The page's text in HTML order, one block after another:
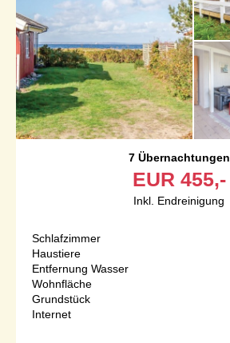
7 Übernachtungen
EUR 455,-
Inkl. Endreinigung
Schlafzimmer
Haustiere
Entfernung Wasser
Wohnfläche
Grundstück
Internet